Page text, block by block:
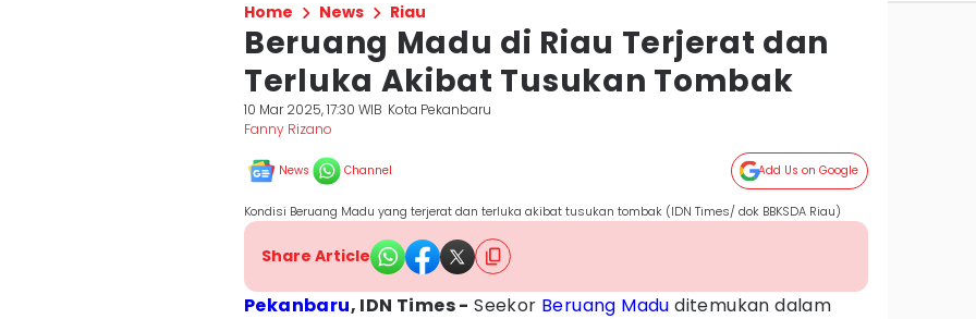
Home News Riau
Beruang Madu di Riau Terjerat dan
Terluka Akibat Tusukan Tombak
10 Mar 2025, 17:30 WIB Kota Pekanbaru
Fanny Rizano
News Channel Add Us on Google
Kondisi Beruang Madu yang terjerat dan terluka akibat tusukan tombak (IDN Times/ dok BBKSDA Riau)
Share Article
Pekanbaru, IDN Times - Seekor Beruang Madu ditemukan dalam